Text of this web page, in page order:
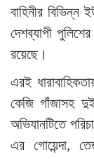
বাহিনীর বিভিন্ন
দেশব্যাপী
রয়েছে।
এরই
কেজি গাঁজাসহ
অভিযানটিতে
এর গোয়েন্দা,